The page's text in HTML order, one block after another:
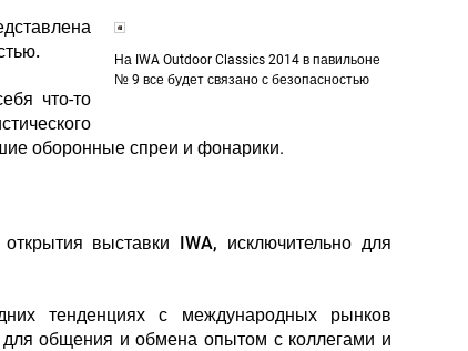
На IWA Outdoor Classics 2014 в павильоне
№ 9 все будет связано с безопасностью
что-то
оборонные спреи и фонарики.
выставки IWA, исключительно для
тенденциях с международных рынков
для общения и обмена опытом с коллегами и